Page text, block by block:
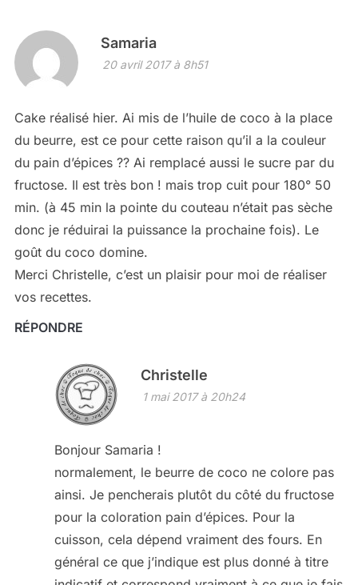
Samaria
20 avril 2017 à 8h51
Cake réalisé hier. Ai mis de l’huile de coco à la place
du beurre, est ce pour cette raison qu’il a la couleur
du pain d’épices ?? Ai remplacé aussi le sucre par du
fructose. Il est très bon ! mais trop cuit pour 180° 50
min. (à 45 min la pointe du couteau n’était pas sèche
donc je réduirai la puissance la prochaine fois). Le
goût du coco domine.
Merci Christelle, c’est un plaisir pour moi de réaliser
vos recettes.
RÉPONDRE
Christelle
1 mai 2017 à 20h24
Bonjour Samaria !
normalement, le beurre de coco ne colore pas
ainsi. Je pencherais plutôt du côté du fructose
pour la coloration pain d’épices. Pour la
cuisson, cela dépend vraiment des fours. En
général ce que j’indique est plus donné à titre